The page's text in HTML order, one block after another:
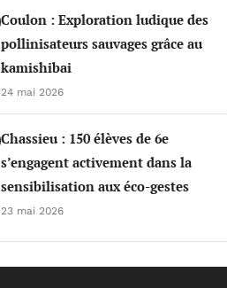
Coulon : Exploration ludique des
pollinisateurs sauvages grâce au
kamishibai
24 mai 2026
Chassieu : 150 élèves de 6e
s’engagent activement dans la
sensibilisation aux éco-gestes
23 mai 2026